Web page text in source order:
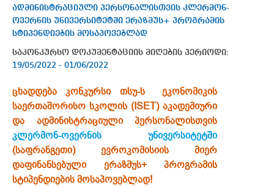
ადმინისტრაციული პერსონალისთვის კლერმონ-
ოვერნის უნივერსიტეტში ერაზმუს+ პროგრამის
სტიპენდიების მოსაპოვებლად
საკონკურსო დოკუმენტაციის მიღების პერიოდი:
19/05/2022 - 01/06/2022
ცხადდება კონკურსი თსუ-ს ეკონომიკის
საერთაშორისო სკოლის (ISET) აკადემიური
და ადმინისტრაციული პერსონალისთვის
კლერმონ-ოვერნის უნივერსიტეტში
(საფრანგეთი) ევროკომისიის მიერ
დაფინანსებული ერაზმუს+ პროგრამის
სტიპენდიების მოსაპოვებლად!